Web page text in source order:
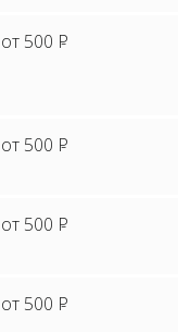
от 500 P
от 500 P
от 500 P
от 500 P